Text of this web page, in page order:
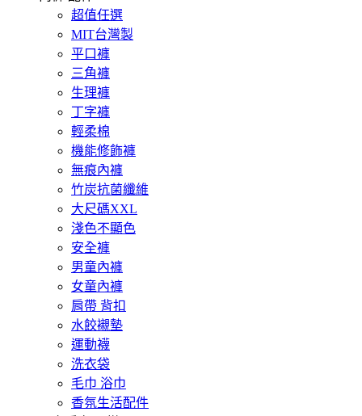
超值任選
MIT台灣製
平口褲
三角褲
生理褲
丁字褲
輕柔棉
機能修飾褲
無痕內褲
竹炭抗菌纖維
大尺碼XXL
淺色不顯色
安全褲
男童內褲
女童內褲
肩帶 背扣
水餃襯墊
運動襪
洗衣袋
毛巾 浴巾
香氛生活配件